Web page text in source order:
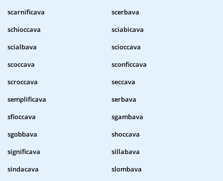
scarnificava
scerbava
schioccava
sciabicava
scialbava
scioccava
scoccava
sconficcava
scroccava
seccava
semplificava
serbava
sfioccava
sgambava
sgobbava
shoccava
significava
sillabava
sindacava
slombava